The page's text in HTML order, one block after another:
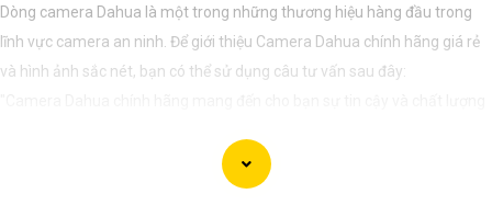
Dòng camera Dahua là một trong những thương hiệu hàng đầu trong
lĩnh vực camera an ninh. Để giới thiệu Camera Dahua chính hãng giá rẻ
và hình ảnh sắc nét, bạn có thể sử dụng câu tư vấn sau đây:
này hứa hẹn đáp ứng mọi nhu cầu giám sát của bạn. Đừng ngần ngại
trải nghiệm sự ổn định và chất lượng vượt trội của Camera Dahua chính